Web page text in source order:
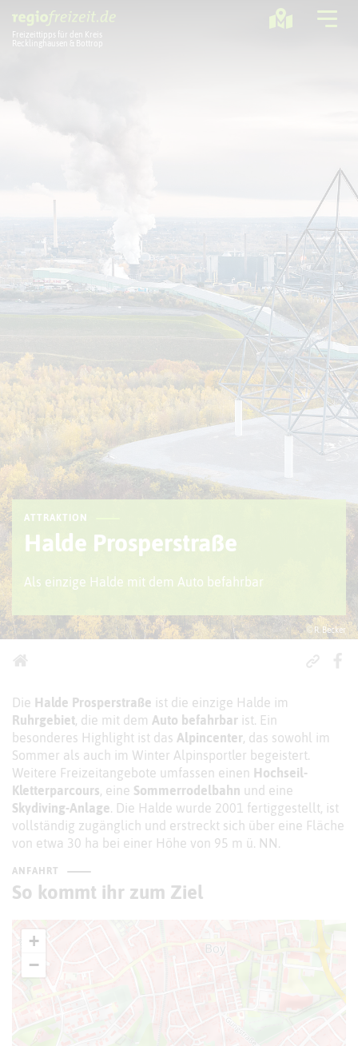
Freizeittipps für den Kreis
Recklinghausen & Bottrop
© R. Becker
ATTRAKTION
Halde Prosperstraße
Als einzige Halde mit dem Auto befahrbar
Die Halde Prosperstraße ist die einzige Halde im
Ruhrgebiet, die mit dem Auto befahrbar ist. Ein
besonderes Highlight ist das Alpincenter, das sowohl im
Sommer als auch im Winter Alpinsportler begeistert.
Weitere Freizeitangebote umfassen einen Hochseil-
Kletterparcours, eine Sommerrodelbahn und eine
Skydiving-Anlage. Die Halde wurde 2001 fertiggestellt, ist
vollständig zugänglich und erstreckt sich über eine Fläche
von etwa 30 ha bei einer Höhe von 95 m ü. NN.
ANFAHRT
So kommt ihr zum Ziel
+
−